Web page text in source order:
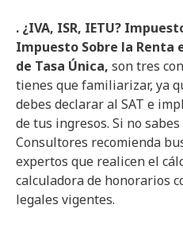
. ¿IVA, ISR, IETU?
Impuesto Sobre la Renta
de Tasa Única, son tres
tienes que familiarizar, ya
debes declarar al SAT e
de tus ingresos. Si no
Consultores recomienda
expertos que realicen el
calculadora de honorarios
legales vigentes.